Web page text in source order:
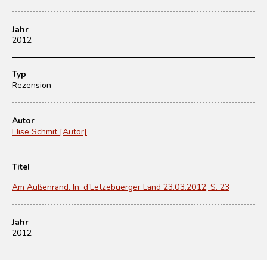
Jahr
2012
Typ
Rezension
Autor
Elise Schmit [Autor]
Titel
Am Außenrand. In: d'Lëtzebuerger Land 23.03.2012, S. 23
Jahr
2012